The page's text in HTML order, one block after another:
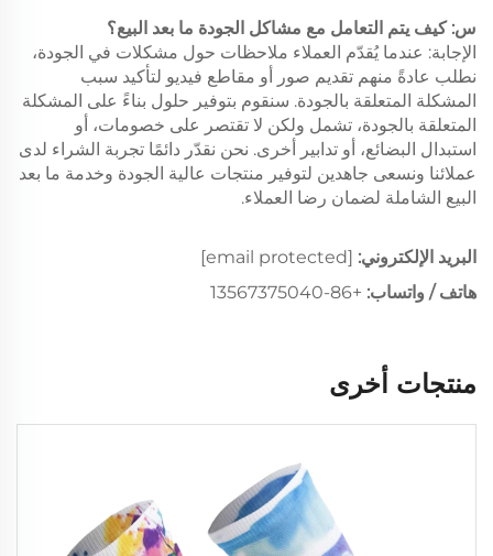
س: كيف يتم التعامل مع مشاكل الجودة ما بعد البيع؟
الإجابة: عندما يُقدّم العملاء ملاحظات حول مشكلات في الجودة،
نطلب عادةً منهم تقديم صور أو مقاطع فيديو لتأكيد سبب
المشكلة المتعلقة بالجودة. سنقوم بتوفير حلول بناءً على المشكلة
المتعلقة بالجودة، تشمل ولكن لا تقتصر على خصومات، أو
استبدال البضائع، أو تدابير أخرى. نحن نقدّر دائمًا تجربة الشراء لدى
عملائنا ونسعى جاهدين لتوفير منتجات عالية الجودة وخدمة ما بعد
البيع الشاملة لضمان رضا العملاء.
البريد الإلكتروني: [email protected]
هاتف / واتساب: +86-13567375040
منتجات أخرى